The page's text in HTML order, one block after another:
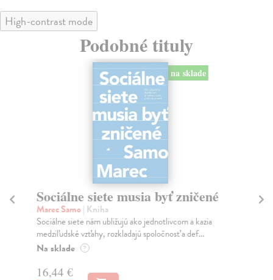
High-contrast mode
Podobné tituly
na sklade
Sociálne siete musia byť zničené
Marec Samo| Kniha
Sociálne siete nám ubližujú ako jednotlivcom a kazia
medziľudské vzťahy, rozkladajú spoločnosť a def...
Na sklade ?
16,44 €